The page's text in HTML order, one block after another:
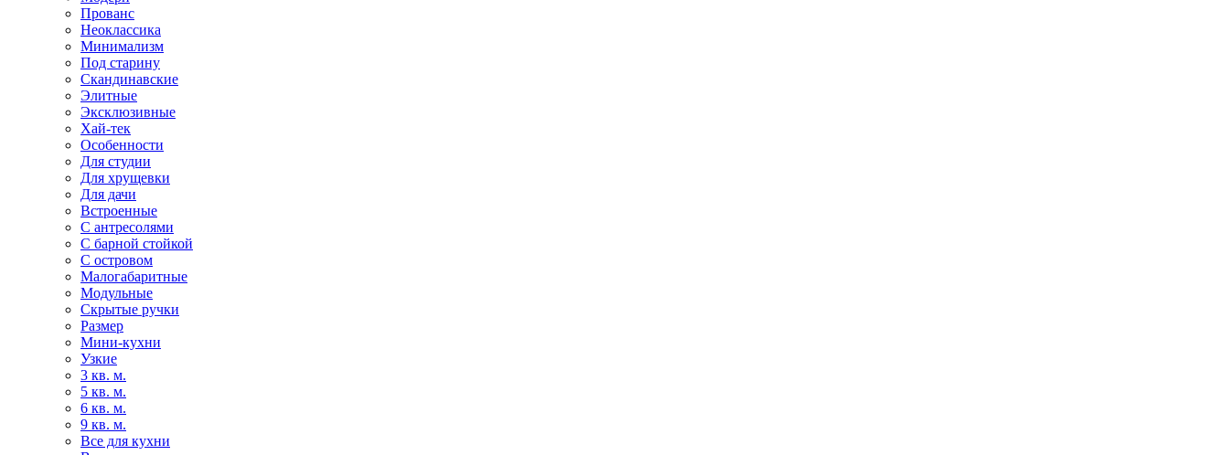
Прованс
Неоклассика
Минимализм
Под старину
Скандинавские
Элитные
Эксклюзивные
Хай-тек
Особенности
Для студии
Для хрущевки
Для дачи
Встроенные
С антресолями
С барной стойкой
С островом
Малогабаритные
Модульные
Скрытые ручки
Размер
Мини-кухни
Узкие
3 кв. м.
5 кв. м.
6 кв. м.
9 кв. м.
Все для кухни